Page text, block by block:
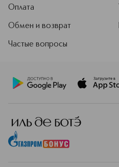
Оплата
Обмен и возврат
Частые вопросы